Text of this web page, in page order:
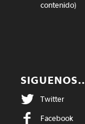
contenido)
Twitter
Facebook